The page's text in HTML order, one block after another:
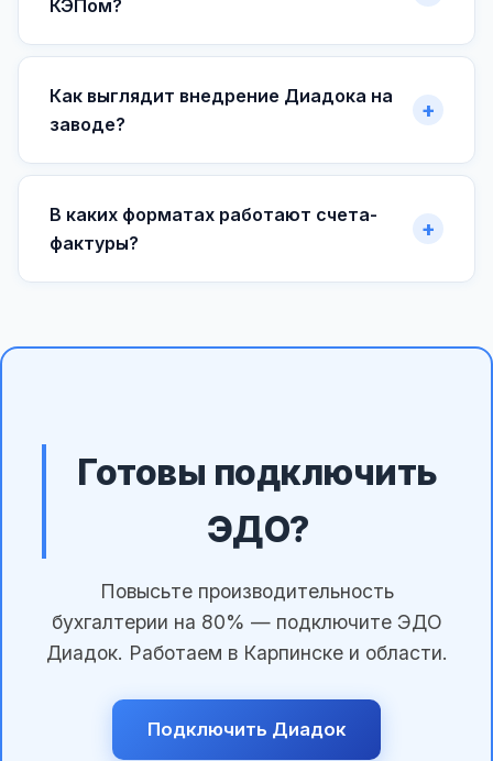
КЭПом?
Как выглядит внедрение Диадока на
заводе?
В каких форматах работают счета-
фактуры?
Готовы подключить
ЭДО?
Повысьте производительность
бухгалтерии на 80% — подключите ЭДО
Диадок. Работаем в Карпинске и области.
Подключить Диадок